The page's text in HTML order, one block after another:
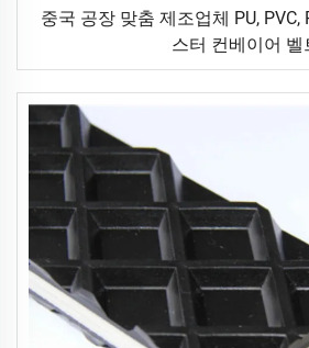
중국 공장 맞춤 제조업체 PU, PVC,
스터 컨베이어 벨